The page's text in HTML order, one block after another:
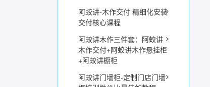
阿蛟讲-木作交付 精细化安装
交付核心课程
阿蛟讲木作三件套：阿蛟讲
木作交付+阿蛟讲木作悬挂柜
+阿蛟讲橱柜
阿蛟讲门墙柜-定制门店门墙